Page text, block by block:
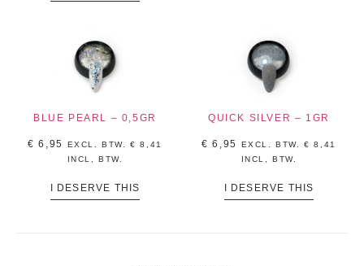
BLUE PEARL – 0,5GR
€ 6,95 EXCL. BTW.€ 8,41
INCL, BTW.
I DESERVE THIS
QUICK SILVER – 1GR
€ 6,95 EXCL. BTW.€ 8,41
INCL, BTW.
I DESERVE THIS